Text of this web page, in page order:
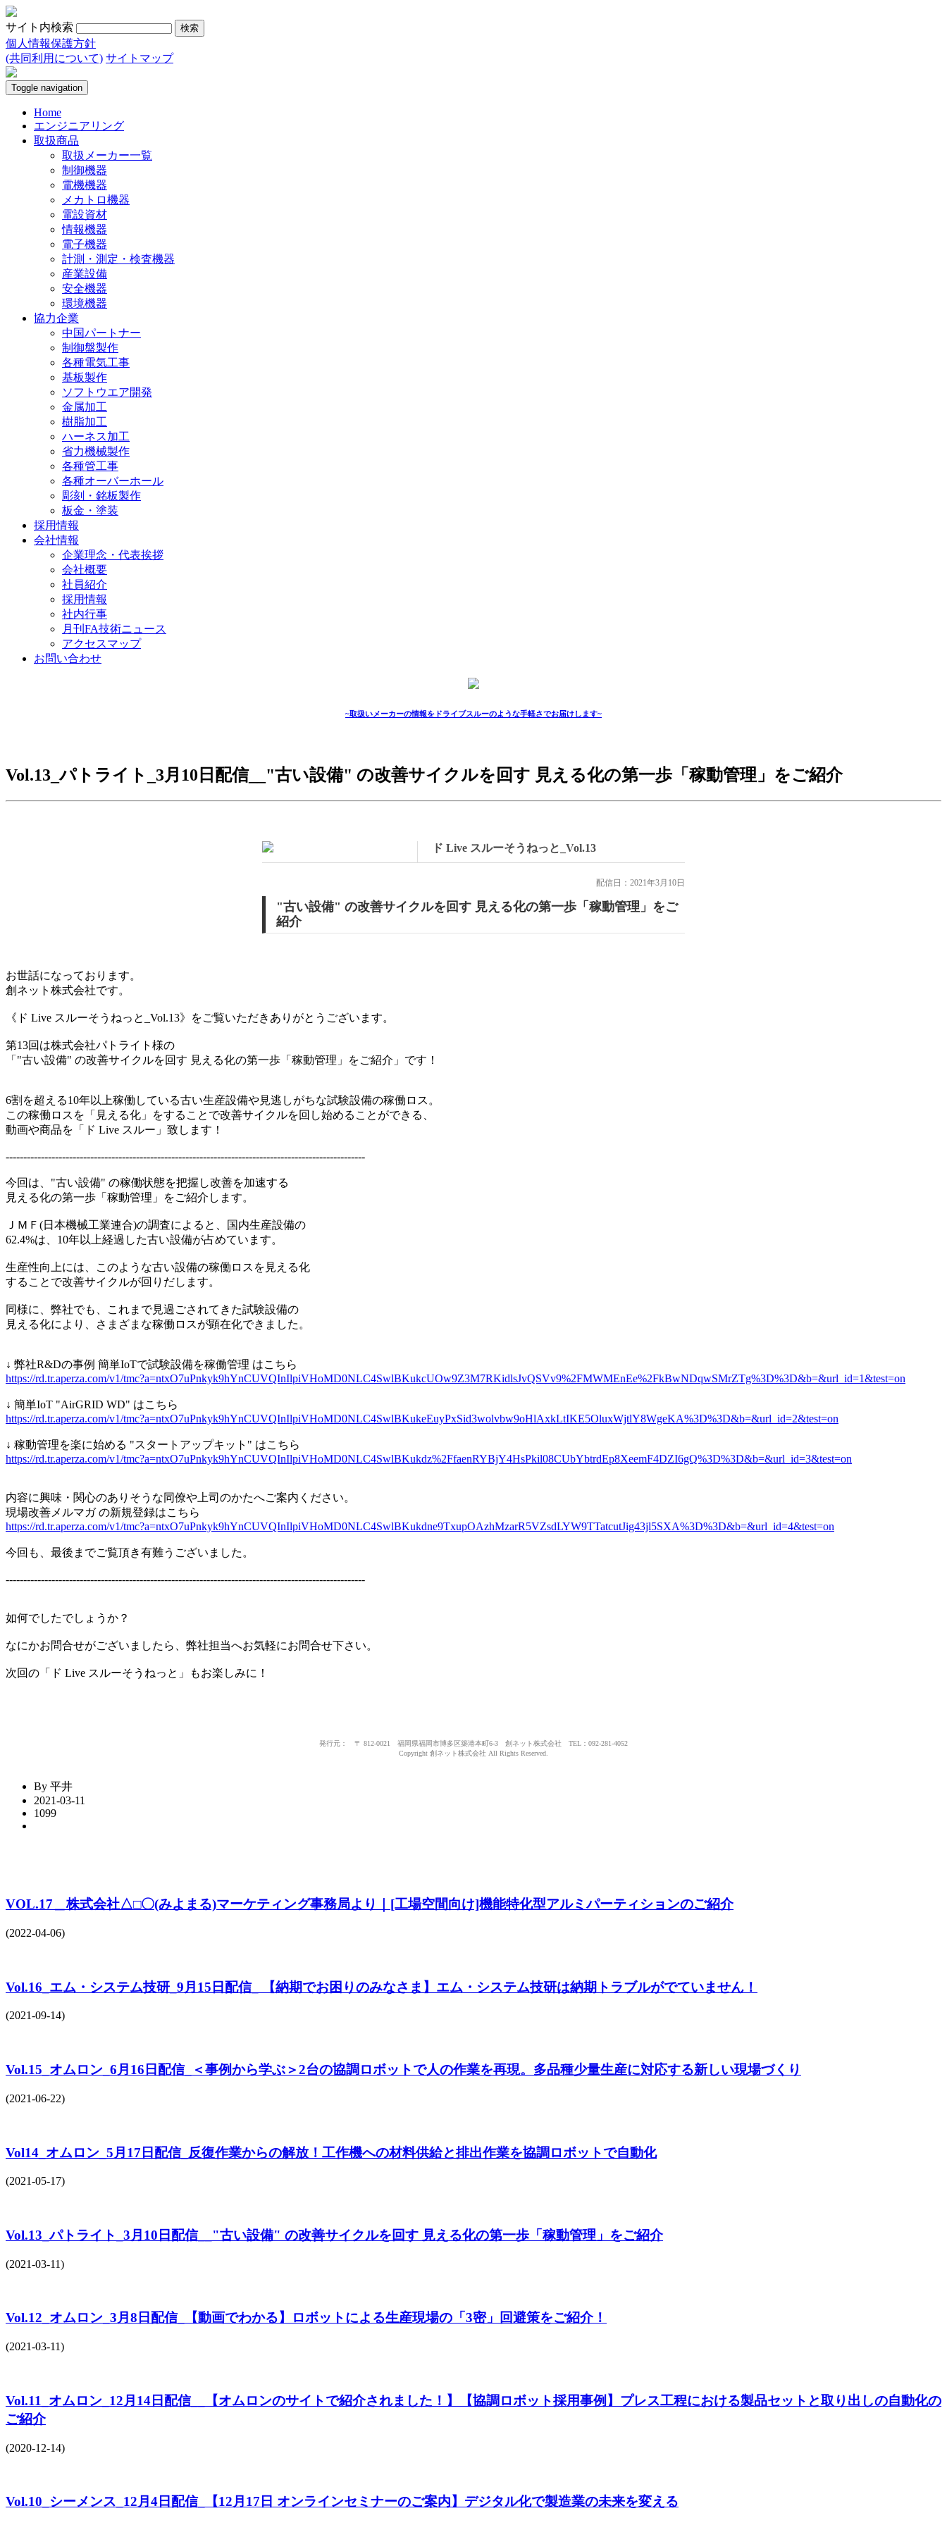
サイト内検索
個人情報保護方針
(共同利用について) サイトマップ
Toggle navigation
Home
エンジニアリング
取扱商品
取扱メーカー一覧
制御機器
電機機器
メカトロ機器
電設資材
情報機器
電子機器
計測・測定・検査機器
産業設備
安全機器
環境機器
協力企業
中国パートナー
制御盤製作
各種電気工事
基板製作
ソフトウエア開発
金属加工
樹脂加工
ハーネス加工
省力機械製作
各種管工事
各種オーバーホール
彫刻・銘板製作
板金・塗装
採用情報
会社情報
企業理念・代表挨拶
会社概要
社員紹介
採用情報
社内行事
月刊FA技術ニュース
アクセスマップ
お問い合わせ
~取扱いメーカーの情報をドライブスルーのような手軽さでお届けします~
Vol.13_パトライト_3月10日配信__"古い設備" の改善サイクルを回す 見える化の第一歩「稼動管理」をご紹介
ド Live スルーそうねっと_Vol.13
配信日：2021年3月10日
"古い設備" の改善サイクルを回す 見える化の第一歩「稼動管理」をご
紹介
お世話になっております。
創ネット株式会社です。
《ド Live スルーそうねっと_Vol.13》をご覧いただきありがとうございます。
第13回は株式会社パトライト様の
「"古い設備" の改善サイクルを回す 見える化の第一歩「稼動管理」をご紹介」です！
6割を超える10年以上稼働している古い生産設備や見逃しがちな試験設備の稼働ロス。
この稼働ロスを「見える化」をすることで改善サイクルを回し始めることができる、
動画や商品を「ド Live スルー」致します！
------------------------------------------------------------------------------------------------------
今回は、"古い設備" の稼働状態を把握し改善を加速する
見える化の第一歩「稼動管理」をご紹介します。
ＪＭＦ(日本機械工業連合)の調査によると、国内生産設備の
62.4%は、10年以上経過した古い設備が占めています。
生産性向上には、このような古い設備の稼働ロスを見える化
することで改善サイクルが回りだします。
同様に、弊社でも、これまで見過ごされてきた試験設備の
見える化により、さまざまな稼働ロスが顕在化できました。
↓ 弊社R&Dの事例 簡単IoTで試験設備を稼働管理 はこちら
https://rd.tr.aperza.com/v1/tmc?a=ntxO7uPnkyk9hYnCUVQInIlpiVHoMD0NLC4SwlBKukcUOw9Z3M7RKidlsJvQSVv9%2FMWMEnEe%2FkBwNDqwSMrZTg%3D%3D&b=&url_id=1&test=on
↓ 簡単IoT "AirGRID WD" はこちら
https://rd.tr.aperza.com/v1/tmc?a=ntxO7uPnkyk9hYnCUVQInIlpiVHoMD0NLC4SwlBKukeEuyPxSid3wolvbw9oHlAxkLtIKE5OluxWjtlY8WgeKA%3D%3D&b=&url_id=2&test=on
↓ 稼動管理を楽に始める "スタートアップキット" はこちら
https://rd.tr.aperza.com/v1/tmc?a=ntxO7uPnkyk9hYnCUVQInIlpiVHoMD0NLC4SwlBKukdz%2FfaenRYBjY4HsPkil08CUbYbtrdEp8XeemF4DZI6gQ%3D%3D&b=&url_id=3&test=on
内容に興味・関心のありそうな同僚や上司のかたへご案内ください。
現場改善メルマガ の新規登録はこちら
https://rd.tr.aperza.com/v1/tmc?a=ntxO7uPnkyk9hYnCUVQInIlpiVHoMD0NLC4SwlBKukdne9TxupOAzhMzarR5VZsdLYW9TTatcutJig43jl5SXA%3D%3D&b=&url_id=4&test=on
今回も、最後までご覧頂き有難うございました。
------------------------------------------------------------------------------------------------------
如何でしたでしょうか？
なにかお問合せがございましたら、弊社担当へお気軽にお問合せ下さい。
次回の「ド Live スルーそうねっと」もお楽しみに！
発行元： 〒 812-0021 福岡県福岡市博多区築港本町6-3 創ネット株式会社 TEL：092-281-4052
Copyright 創ネット株式会社 All Rights Reserved.
By 平井
2021-03-11
1099
VOL.17＿株式会社△□〇(みよまる)マーケティング事務局より｜[工場空間向け]機能特化型アルミパーティションのご紹介
(2022-04-06)
Vol.16_エム・システム技研_9月15日配信_ 【納期でお困りのみなさま】エム・システム技研は納期トラブルがでていません！
(2021-09-14)
Vol.15_オムロン_6月16日配信_＜事例から学ぶ＞2台の協調ロボットで人の作業を再現。多品種少量生産に対応する新しい現場づくり
(2021-06-22)
Vol14_オムロン_5月17日配信_反復作業からの解放！工作機への材料供給と排出作業を協調ロボットで自動化
(2021-05-17)
Vol.13_パトライト_3月10日配信__"古い設備" の改善サイクルを回す 見える化の第一歩「稼動管理」をご紹介
(2021-03-11)
Vol.12_オムロン_3月8日配信_【動画でわかる】ロボットによる生産現場の「3密」回避策をご紹介！
(2021-03-11)
Vol.11_オムロン_12月14日配信__【オムロンのサイトで紹介されました！】【協調ロボット採用事例】プレス工程における製品セットと取り出しの自動化の
ご紹介
(2020-12-14)
Vol.10_シーメンス_12月4日配信_【12月17日 オンラインセミナーのご案内】デジタル化で製造業の未来を変える